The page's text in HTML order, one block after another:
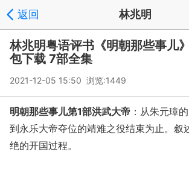
返回 林兆明
林兆明粤语评书《明朝那些事儿
包下载 7部全集
2021-12-05 15:50 浏览:1449
明朝那些事儿第1部洪武大帝 ：从朱元璋
到永乐大帝夺位的靖难之役结束为止。叙
绝的开国过程。